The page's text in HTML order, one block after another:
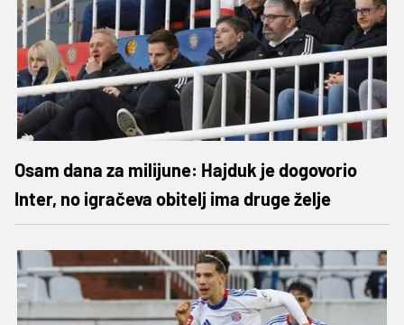
Osam dana za milijune: Hajduk je dogovorio
Inter, no igračeva obitelj ima druge želje